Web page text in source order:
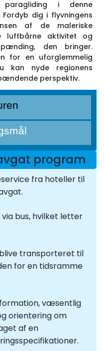
i denne
dig i flyvningens
af de maleriske
luftbårne aktivitet og
den bringer.
for en uforglemmelig
kan nyde regionens
perspektiv.
program
fra hoteller til
bus, hvilket letter
transporteret til
for en tidsramme
væsentlig
orientering om
af en